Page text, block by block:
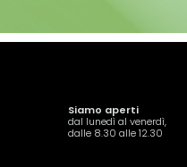
Siamo aperti
dal lunedì al venerdì,
dalle 8.30 alle 12.30